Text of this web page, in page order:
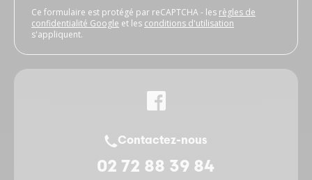
Ce formulaire est protégé par reCAPTCHA - les règles de
confidentialité Google et les conditions d'utilisation
s'appliquent.
Contactez-nous
02 72 88 39 84